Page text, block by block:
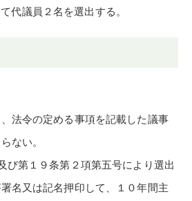
代議員２名を選出する。
法令の定める事項を記載した議事
ない。
第１９条第２項第五号により選出
名又は記名押印して、１０年間主